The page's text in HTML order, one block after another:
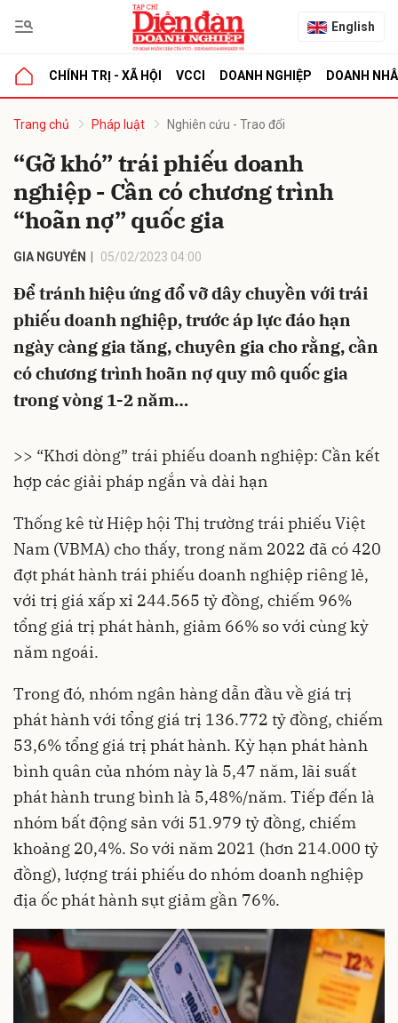
English
CHÍNH TRỊ - XÃ HỘI VCCI DOANH NGHIỆP DOANH
Trang chủ Pháp luật Nghiên cứu - Trao đổi
“Gỡ khó” trái phiếu doanh
nghiệp - Cần có chương trình
“hoãn nợ” quốc gia
GIA NGUYỄN 05/02/2023 04:00
Để tránh hiệu ứng đổ vỡ dây chuyền với trái
phiếu doanh nghiệp, trước áp lực đáo hạn
ngày càng gia tăng, chuyên gia cho rằng, cần
có chương trình hoãn nợ quy mô quốc gia
trong vòng 1-2 năm…
>> “Khơi dòng” trái phiếu doanh nghiệp: Cần kết
hợp các giải pháp ngắn và dài hạn
Thống kê từ Hiệp hội Thị trường trái phiếu Việt
Nam (VBMA) cho thấy, trong năm 2022 đã có 420
đợt phát hànhtrái phiếu doanh nghiệp riêng lẻ,
với trị giá xấp xỉ 244.565 tỷ đồng, chiếm 96%
tổng giá trị phát hành, giảm 66% so với cùng kỳ
năm ngoái.
Trong đó, nhóm ngân hàng dẫn đầu về giá trị
phát hành với tổng giá trị 136.772 tỷ đồng, chiếm
53,6% tổng giá trị phát hành. Kỳ hạn phát hành
bình quân của nhóm này là 5,47 năm, lãi suất
phát hành trung bình là 5,48%/năm. Tiếp đến là
nhómbất động sản với 51.979 tỷ đồng, chiếm
khoảng 20,4%. So với năm 2021 (hơn 214.000 tỷ
đồng), lượng trái phiếu do nhóm doanh nghiệp
địa ốc phát hành sụt giảm gần 76%.
luận
Hủy